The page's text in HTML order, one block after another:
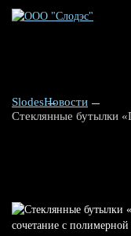
SlodesНовости
Стеклянные бутылки